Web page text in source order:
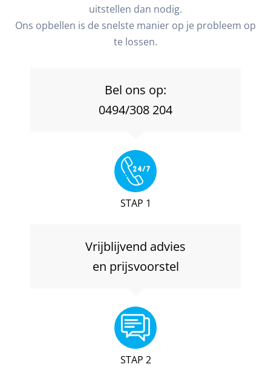
uitstellen dan nodig.
Ons opbellen is de snelste manier op je probleem op
te lossen.
Bel ons op:
0494/308 204
STAP 1
Vrijblijvend advies
en prijsvoorstel
STAP 2